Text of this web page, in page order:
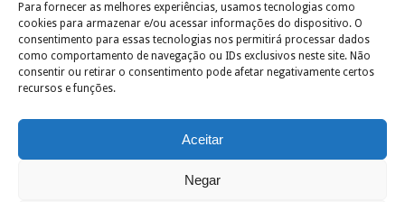
Para fornecer as melhores experiências, usamos tecnologias como
cookies para armazenar e/ou acessar informações do dispositivo. O
consentimento para essas tecnologias nos permitirá processar dados
como comportamento de navegação ou IDs exclusivos neste site. Não
consentir ou retirar o consentimento pode afetar negativamente certos
recursos e funções.
Aceitar
Negar
Clique para aceitar os cookies marketing e
ativar este conteúdo